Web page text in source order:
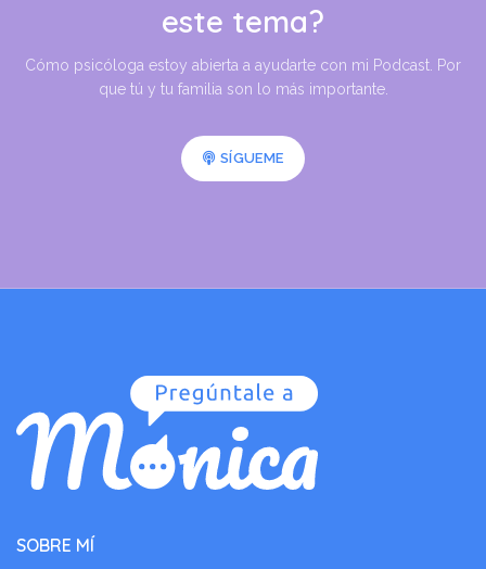
este tema?
Cómo psicóloga estoy abierta a ayudarte con mi Podcast. Por
que tú y tu familia son lo más importante.
SÍGUEME
SOBRE MÍ